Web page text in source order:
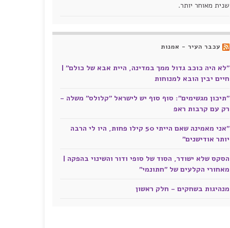
שנית מאוחר יותר.
עכבר העיר - אמנות
"לא היה כוכב גדול ממך במדינה, היית אבא של כולם" |
חיים יבין הובא למנוחות
"תיכון מגשימים": סוף סוף יש לישראל "קלולס" משלה -
רק עם קרבות ראפ
"אני מאמינה שאם הייתי 50 קילו פחות, היו לי הרבה
יותר אודישנים"
הסקס שלא ישודר, הסוד של סופי ודור והשינוי בהפקה |
מאחורי הקלעים של "חתונמי"
מנהיגות בשחקים - חלק ראשון